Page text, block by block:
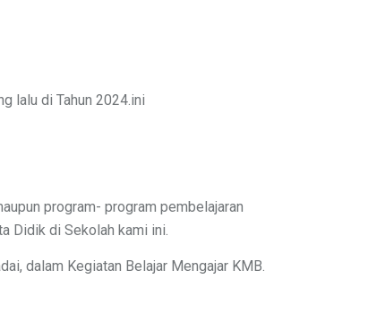
lalu di Tahun 2024.ini
program- program pembelajaran
Didik di Sekolah kami ini.
dalam Kegiatan Belajar Mengajar KMB.